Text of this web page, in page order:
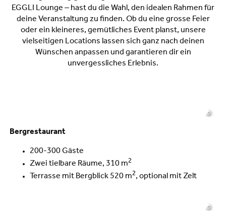
EGGLI Lounge – hast du die Wahl, den idealen Rahmen für
deine Veranstaltung zu finden. Ob du eine grosse Feier
oder ein kleineres, gemütliches Event planst, unsere
vielseitigen Locations lassen sich ganz nach deinen
Wünschen anpassen und garantieren dir ein
unvergessliches Erlebnis.
©
Bergrestaurant
200-300 Gäste
Zwei tielbare Räume, 310 m2
Terrasse mit Bergblick 520 m2, optional mit Zelt
©